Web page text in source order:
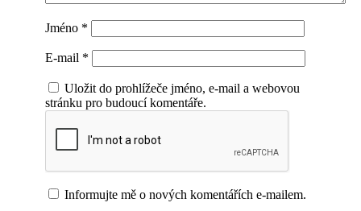
Jméno *
E-mail *
Uložit do prohlížeče jméno, e-mail a webovou
stránku pro budoucí komentáře.
Informujte mě o nových komentářích e-mailem.